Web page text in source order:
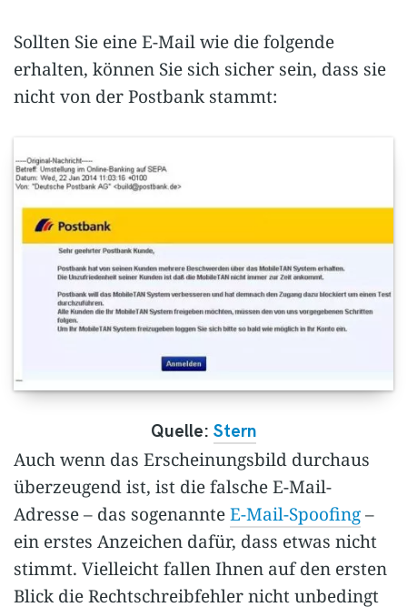
Sollten Sie eine E-Mail wie die folgende
erhalten, können Sie sich sicher sein, dass sie
nicht von der Postbank stammt:
Quelle: Stern
Auch wenn das Erscheinungsbild durchaus
überzeugend ist, ist die falsche E-Mail-
Adresse – das sogenannteE-Mail-Spoofing–
ein erstes Anzeichen dafür, dass etwas nicht
stimmt. Vielleicht fallen Ihnen auf den ersten
Blick die Rechtschreibfehler nicht unbedingt